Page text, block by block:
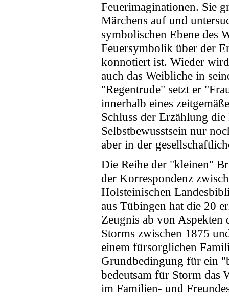
Feuerimaginationen. Sie
Märchens auf und
symbolischen Ebene des
Feuersymbolik über der
konnotiert ist. Wieder
auch das Weibliche in
"Regentrude" setzt er
innerhalb eines
Schluss der Erzählung
Selbstbewusstsein nur
aber in der
Die Reihe der "kleinen"
der Korrespondenz
Holsteinischen
aus Tübingen hat die 20
Zeugnis ab von Aspekten
Storms zwischen 1875
einem fürsorglichen
Grundbedingung für ein
bedeutsam für Storm das
im Familien- und